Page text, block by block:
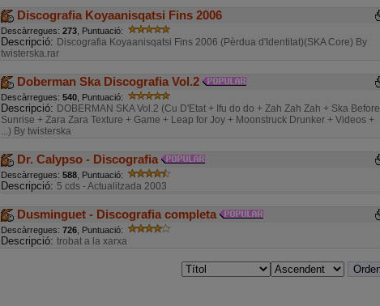
Discografia Koyaanisqatsi Fins 2006
Descàrregues: 273, Puntuació:
Descripció: Discografia Koyaanisqatsi Fins 2006 (Pèrdua d'Identitat)(SKA Core) By
twisterska.rar
Doberman Ska Discografia Vol.2
Descàrregues: 540, Puntuació:
Descripció: DOBERMAN SKA Vol.2 (Cu D'Etat + Ifu do do + Zah Zah Zah + Ska Before
Sunrise + Zara Zara Texture + Game + Leap for Joy + Moonstruck Drunker + Videos +
...) By twisterska
Dr. Calypso - Discografia
Descàrregues: 588, Puntuació:
Descripció: 5 cds - Actualitzada 2003
Dusminguet - Discografia completa
Descàrregues: 726, Puntuació:
Descripció: trobat a la xarxa